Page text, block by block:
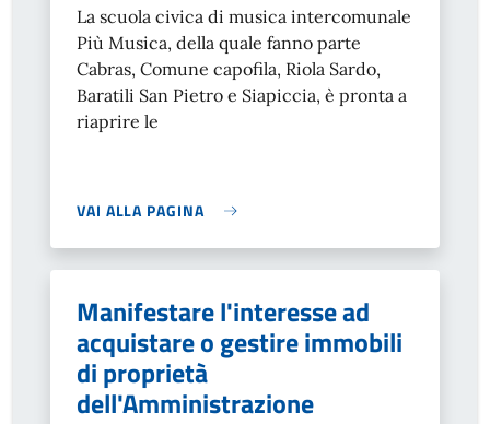
La scuola civica di musica intercomunale
Più Musica, della quale fanno parte
Cabras, Comune capofila, Riola Sardo,
Baratili San Pietro e Siapiccia, è pronta a
riaprire le
VAI ALLA PAGINA
Manifestare l'interesse ad
acquistare o gestire immobili
di proprietà
dell'Amministrazione